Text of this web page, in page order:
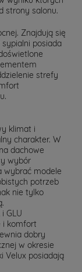
strony salonu.
Znajdują się
sypialni posiada
strefy
klimat i
charakter. W
dachowe
wybór
wybrać modele
potrzeb
nie tylko
GLU
i komfort
dobry
w okresie
Velux posiadają